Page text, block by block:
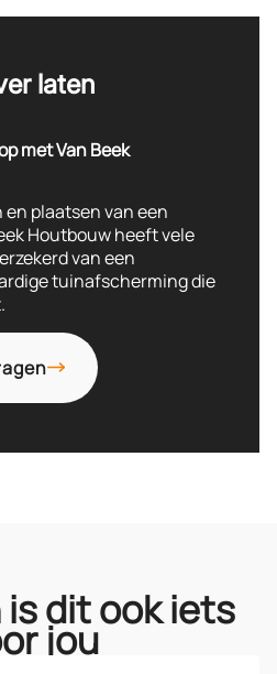
laten
met Van Beek
plaatsen van een
Houtbouw heeft vele
van een
tuinafscherming die
dit ook iets
jou